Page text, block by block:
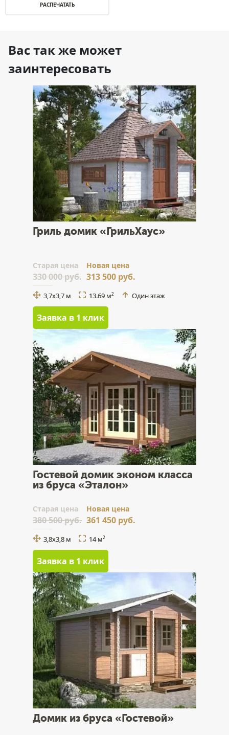
РАСПЕЧАТАТЬ
Вас так же может
заинтересовать
Гриль домик «ГрильХаус»
Cтарая цена
330 000 руб.
Новая цена
313 500 руб.
3,7x3,7 м 13.69 м2 Один этаж
Заявка в 1 клик
Гостевой домик эконом класса
из бруса «Эталон»
Cтарая цена
380 500 руб.
Новая цена
361 450 руб.
3,8x3,8 м 14 м2
Заявка в 1 клик
Домик из бруса «Гостевой»